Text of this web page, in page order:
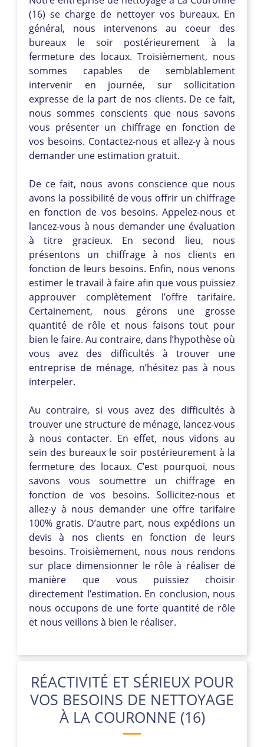
(16) se charge de nettoyer vos bureaux. En
général, nous intervenons au coeur des
bureaux le soir postérieurement à la
fermeture des locaux. Troisièmement, nous
sommes capables de semblablement
intervenir en journée, sur sollicitation
expresse de la part de nos clients. De ce fait,
nous sommes conscients que nous savons
vous présenter un chiffrage en fonction de
vos besoins. Contactez-nous et allez-y à nous
demander une estimation gratuit.
De ce fait, nous avons conscience que nous
avons la possibilité de vous offrir un chiffrage
en fonction de vos besoins. Appelez-nous et
lancez-vous à nous demander une évaluation
à titre gracieux. En second lieu, nous
présentons un chiffrage à nos clients en
fonction de leurs besoins. Enfin, nous venons
estimer le travail à faire afin que vous puissiez
approuver complètement l’offre tarifaire.
Certainement, nous gérons une grosse
quantité de rôle et nous faisons tout pour
bien le faire. Au contraire, dans l’hypothèse où
vous avez des difficultés à trouver une
entreprise de ménage, n’hésitez pas à nous
interpeler.
Au contraire, si vous avez des difficultés à
trouver une structure de ménage, lancez-vous
à nous contacter. En effet, nous vidons au
sein des bureaux le soir postérieurement à la
fermeture des locaux. C’est pourquoi, nous
savons vous soumettre un chiffrage en
fonction de vos besoins. Sollicitez-nous et
allez-y à nous demander une offre tarifaire
100% gratis. D’autre part, nous expédions un
devis à nos clients en fonction de leurs
besoins. Troisièmement, nous nous rendons
sur place dimensionner le rôle à réaliser de
manière que vous puissiez choisir
directement l’estimation. En conclusion, nous
nous occupons de une forte quantité de rôle
et nous veillons à bien le réaliser.
RÉACTIVITÉ ET SÉRIEUX POUR
VOS BESOINS DE NETTOYAGE
À LA COURONNE (16)